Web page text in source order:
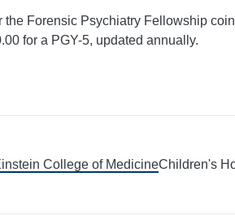
the Forensic Psychiatry Fellowship
for a PGY-5, updated annually.
College of MedicineChildren's